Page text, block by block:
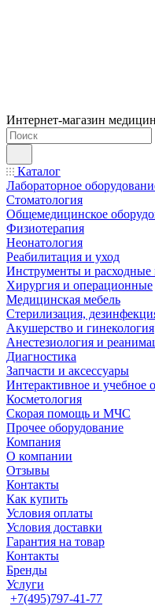
Интернет-магазин
Каталог
Лабораторное
Стоматология
Общемедицинское
Физиотерапия
Неонатология
Реабилитация и уход
Инструменты и расходные
Хирургия и операционные
Медицинская мебель
Стерилизация,
Акушерство и гинекология
Анестезиология и
Диагностика
Запчасти и аксессуары
Интерактивное и учебное
Косметология
Скорая помощь и МЧС
Прочее оборудование
Компания
О компании
Отзывы
Контакты
Как купить
Условия оплаты
Условия доставки
Гарантия на товар
Контакты
Бренды
Услуги
+7(495)797-41-77